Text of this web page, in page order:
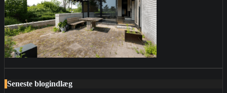
Seneste blogindlæg